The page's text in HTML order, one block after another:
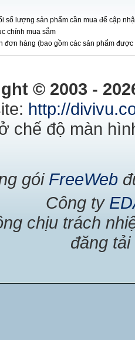
số lượng sản phẩm cần mua để cập
chính mua sắm
đơn hàng (bao gồm các sản phẩm được
© 2003 -
http://
chế độ màn
gói FreeWeb
Công ty
chịu trách
đăng